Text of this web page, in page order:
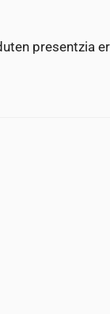
presentzia